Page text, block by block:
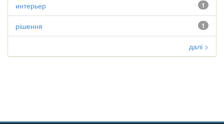
1
интерьер
1
рішення
далі >